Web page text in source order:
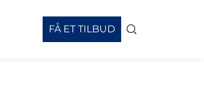
FÅ ET TILBUD